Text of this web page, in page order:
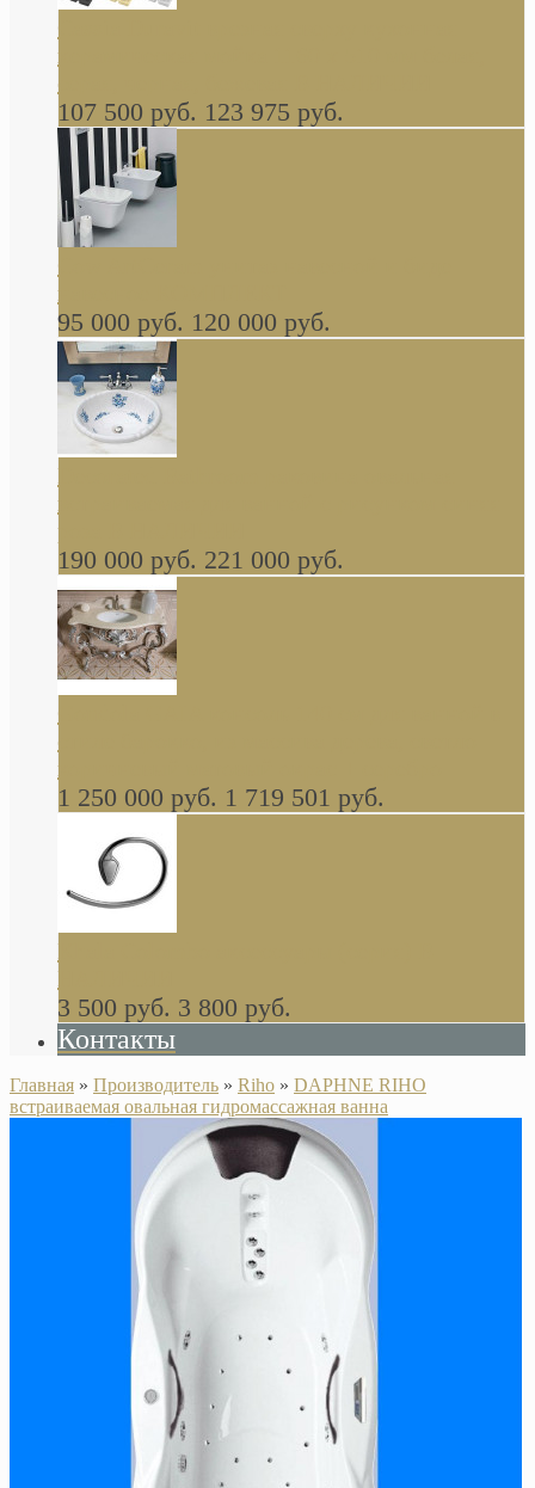
керамическая мойка 1160 x 510 мм белая,
серая, черная, бежевая В НАЛИЧИИ
107 500 руб. 123 975 руб.
навесное КОМПЛЕКТ
95 000 руб. 120 000 руб.
Decorated Bathroom раковина овальная
встраиваемая для ванной с рисунком синяя
роза В НАЛИЧИИ
190 000 руб. 221 000 руб.
стиле барокко, из массива дерева, светло
коричневый матовый окрас + серебро
1 250 000 руб. 1 719 501 руб.
Khala Colombo аксессуары (серия) В
НАЛИЧИИ
3 500 руб. 3 800 руб.
Контакты
Главная » Производитель » Riho » DAPHNE RIHO
встраиваемая овальная гидромассажная ванна